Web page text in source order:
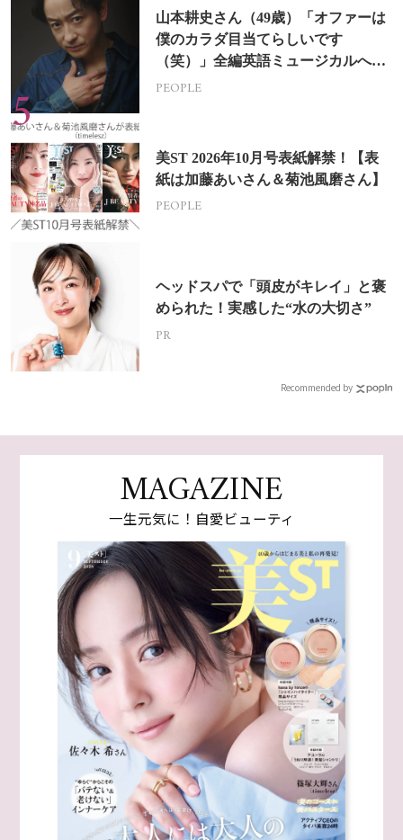
山本耕史さん（49歳）「オファーは
僕のカラダ目当てらしいです
（笑）」全編英語ミュージカルへの
挑戦
PEOPLE
美ST 2026年10月号表紙解禁！【表
紙は加藤あいさん＆菊池風磨さん】
PEOPLE
ヘッドスパで「頭皮がキレイ」と褒
められた！実感した“水の大切さ”
PR
Recommended by
MAGAZINE
一生元気に！自愛ビューティ